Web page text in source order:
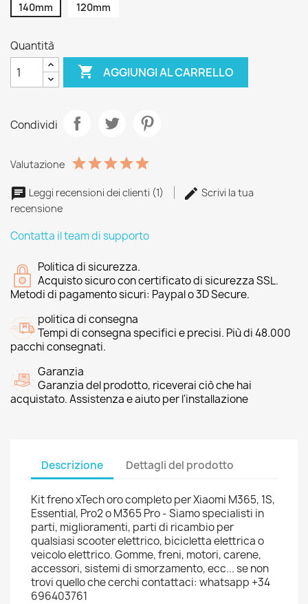
140mm 120mm
Quantità
 AGGIUNGI AL CARRELLO
Condividi
Valutazione
Leggi recensioni dei clienti (1)
Scrivi la tua
recensione
Contatta il team di supporto
Politica di sicurezza.
Acquisto sicuro con certificato di sicurezza SSL.
Metodi di pagamento sicuri: Paypal o 3D Secure.
politica di consegna
Tempi di consegna specifici e precisi. Più di 48.000
pacchi consegnati.
Garanzia
Garanzia del prodotto, riceverai ciò che hai
acquistato. Assistenza e aiuto per l'installazione
Descrizione Dettagli del prodotto
Kit freno xTech oro completo per Xiaomi M365, 1S,
Essential, Pro2 o M365 Pro - Siamo specialisti in
parti, miglioramenti, parti di ricambio per
qualsiasi scooter elettrico, bicicletta elettrica o
veicolo elettrico. Gomme, freni, motori, carene,
accessori, sistemi di smorzamento, ecc... se non
trovi quello che cerchi contattaci: whatsapp +34
696403761